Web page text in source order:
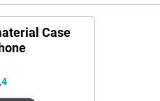
Case